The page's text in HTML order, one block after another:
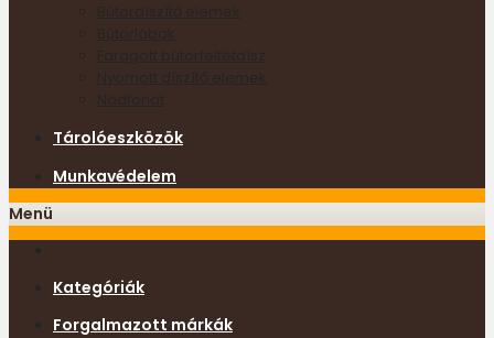
Bútordíszítő elemek
Bútorlábak
Faragott bútorfeltétdísz
Nyomott díszítő elemek
Tárolóeszközök
Munkavédelem
Menü
Kategóriák
Forgalmazott márkák